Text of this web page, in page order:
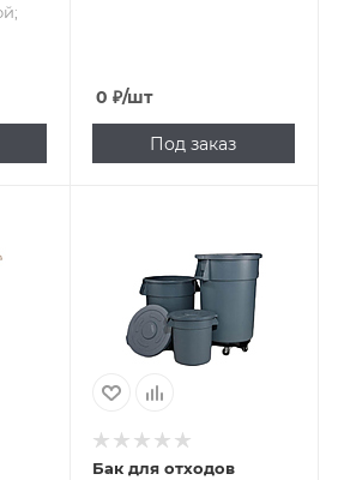
0 ₽/шт
Под заказ
Бак для отходов